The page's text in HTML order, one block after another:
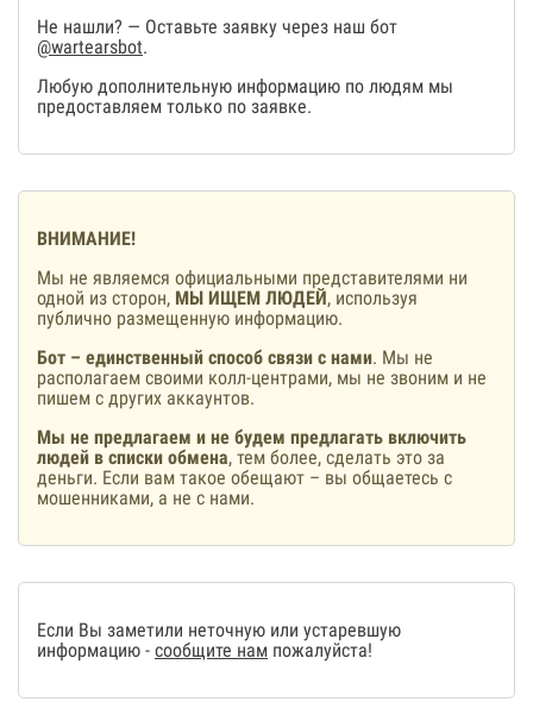
Не нашли? — Оставьте заявку через наш бот
@wartearsbot.
Любую дополнительную информацию по людям мы
предоставляем только по заявке.
ВНИМАНИЕ!
Мы не являемся официальными представителями ни
одной из сторон, МЫ ИЩЕМ ЛЮДЕЙ, используя
публично размещенную информацию.
Бот – единственный способ связи с нами. Мы не
располагаем своими колл-центрами, мы не звоним и не
пишем с других аккаунтов.
Мы не предлагаем и не будем предлагать включить
людей в списки обмена, тем более, сделать это за
деньги. Если вам такое обещают – вы общаетесь с
мошенниками, а не с нами.
Если Вы заметили неточную или устаревшую
информацию - сообщите нам пожалуйста!